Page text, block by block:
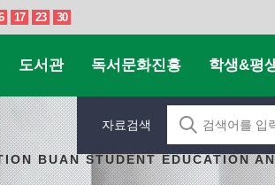
17 23 30
도서관 독서문화진흥 학생&평
자료검색
BUAN STUDENT EDUCATION